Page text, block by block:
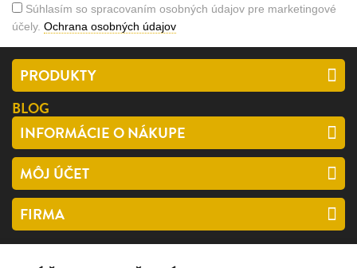
Súhlasím so spracovaním osobných údajov pre marketingové
účely. Ochrana osobných údajov
PRODUKTY
BLOG
INFORMÁCIE O NÁKUPE
MÔJ ÚČET
FIRMA